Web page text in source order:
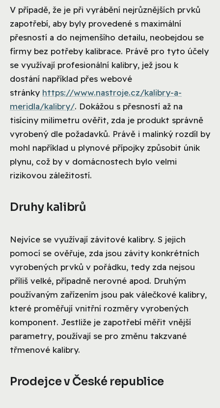
V případě, že je při vyrábění nejrůznějších prvků
zapotřebí, aby byly provedené s maximální
přesností a do nejmenšího detailu, neobejdou se
firmy bez potřeby kalibrace. Právě pro tyto účely
se využívají profesionální kalibry, jež jsou k
dostání například přes webové
stránky https://www.nastroje.cz/kalibry-a-
meridla/kalibry/. Dokážou s přesností až na
tisíciny milimetru ověřit, zda je produkt správně
vyrobený dle požadavků. Právě i malinký rozdíl by
mohl například u plynové přípojky způsobit únik
plynu, což by v domácnostech bylo velmi
rizikovou záležitostí.
Druhy kalibrů
Nejvíce se využívají závitové kalibry. S jejich
pomocí se ověřuje, zda jsou závity konkrétních
vyrobených prvků v pořádku, tedy zda nejsou
příliš velké, případně nerovné apod. Druhým
používaným zařízením jsou pak válečkové kalibry,
které proměřují vnitřní rozměry vyrobených
komponent. Jestliže je zapotřebí měřit vnější
parametry, používají se pro změnu takzvané
třmenové kalibry.
Prodejce v České republice